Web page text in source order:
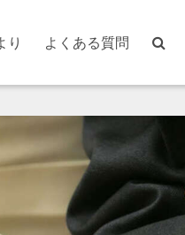
り よくある質問